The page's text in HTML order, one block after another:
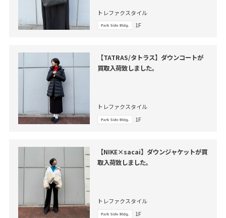
トレファクスタイル
1F
【TATRAS/タトラス】ダウンコートが
買取入荷致しました。
トレファクスタイル
1F
【NIKE×sacai】ダウンジャケットが買
取入荷致しました。
トレファクスタイル
1F